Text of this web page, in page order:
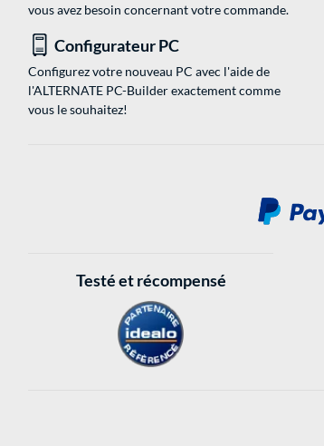
vous avez besoin concernant votre commande.
Configurateur PC
Configurez votre nouveau PC avec l'aide de
l'ALTERNATE PC-Builder exactement comme
vous le souhaitez!
Testé et récompensé